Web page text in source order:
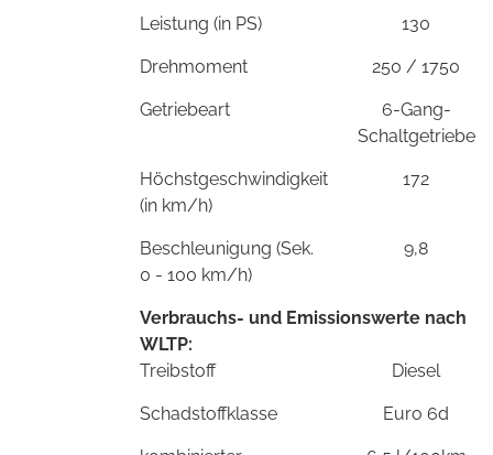
Leistung (in PS) 130
Drehmoment 250 / 1750
Getriebeart
6-Gang-
Schaltgetriebe
Höchstgeschwindigkeit
(in km/h)
172
Beschleunigung (Sek.
0 - 100 km/h)
9,8
Verbrauchs- und Emissionswerte nach
WLTP:
Treibstoff
Diesel
Schadstoffklasse Euro 6d